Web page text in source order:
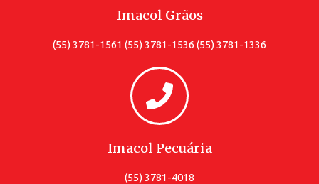
Imacol Grãos
(55) 3781-1561 (55) 3781-1536 (55) 3781-1336
Imacol Pecuária
(55) 3781-4018